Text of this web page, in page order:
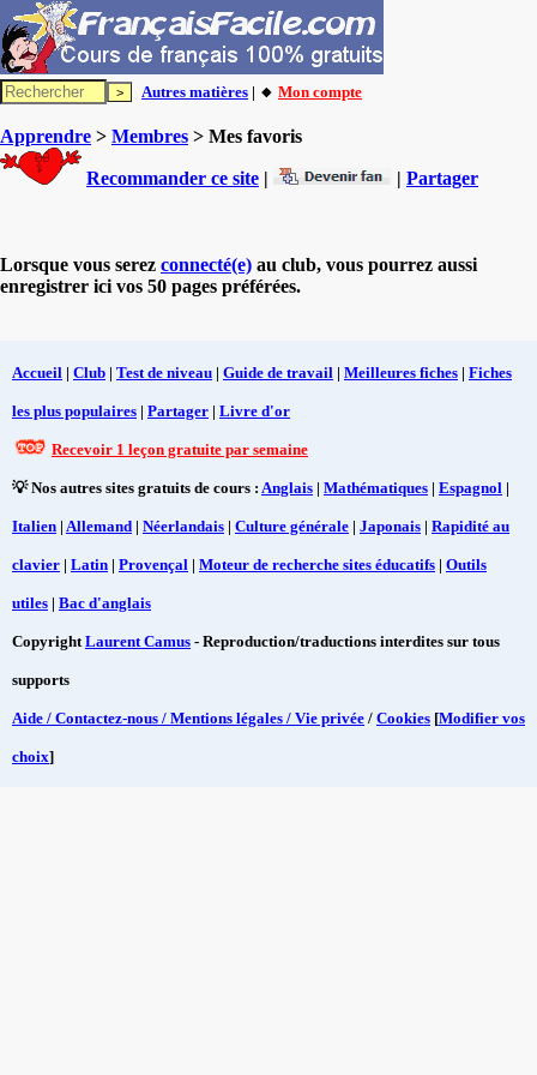
Autres matières | 🔸 Mon compte
Apprendre > Membres > Mes favoris
Recommander ce site | | Partager
Lorsque vous serez connecté(e) au club, vous pourrez aussi
enregistrer ici vos 50 pages préférées.
Accueil | Club | Test de niveau | Guide de travail | Meilleures fiches | Fiches
les plus populaires | Partager | Livre d'or
Recevoir 1 leçon gratuite par semaine
💡 Nos autres sites gratuits de cours : Anglais | Mathématiques | Espagnol |
Italien | Allemand | Néerlandais | Culture générale | Japonais | Rapidité au
clavier | Latin | Provençal | Moteur de recherche sites éducatifs | Outils
utiles | Bac d'anglais
CopyrightLaurent Camus - Reproduction/traductions interdites sur tous
supports
Aide / Contactez-nous / Mentions légales / Vie privée / Cookies [Modifier vos
choix]